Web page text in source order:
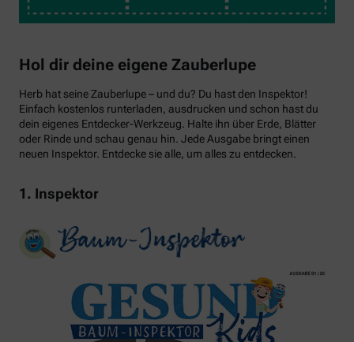
Hol dir deine eigene Zauberlupe
Herb hat seine Zauberlupe – und du? Du hast den Inspektor!
Einfach kostenlos runterladen, ausdrucken und schon hast du
dein eigenes Entdecker-Werkzeug. Halte ihn über Erde, Blätter
oder Rinde und schau genau hin. Jede Ausgabe bringt einen
neuen Inspektor. Entdecke sie alle, um alles zu entdecken.
1. Inspektor